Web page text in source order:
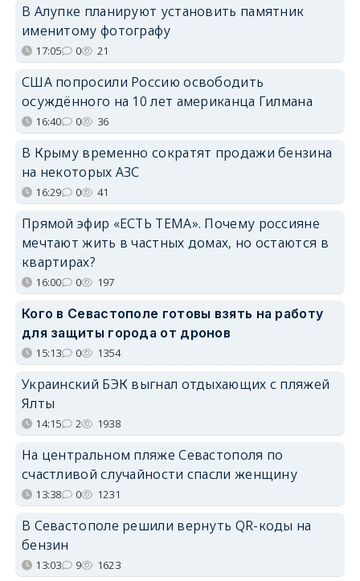
В Алупке планируют установить памятник
именитому фотографу
17:05 0 21
США попросили Россию освободить
осуждённого на 10 лет американца Гилмана
16:40 0 36
В Крыму временно сократят продажи бензина
на некоторых АЗС
16:29 0 41
Прямой эфир «ЕСТЬ ТЕМА». Почему россияне
мечтают жить в частных домах, но остаются в
квартирах?
16:00 0 197
Кого в Севастополе готовы взять на работу
для защиты города от дронов
15:13 0 1354
Украинский БЭК выгнал отдыхающих с пляжей
Ялты
14:15 2 1938
На центральном пляже Севастополя по
счастливой случайности спасли женщину
13:38 0 1231
В Севастополе решили вернуть QR-коды на
бензин
13:03 9 1623